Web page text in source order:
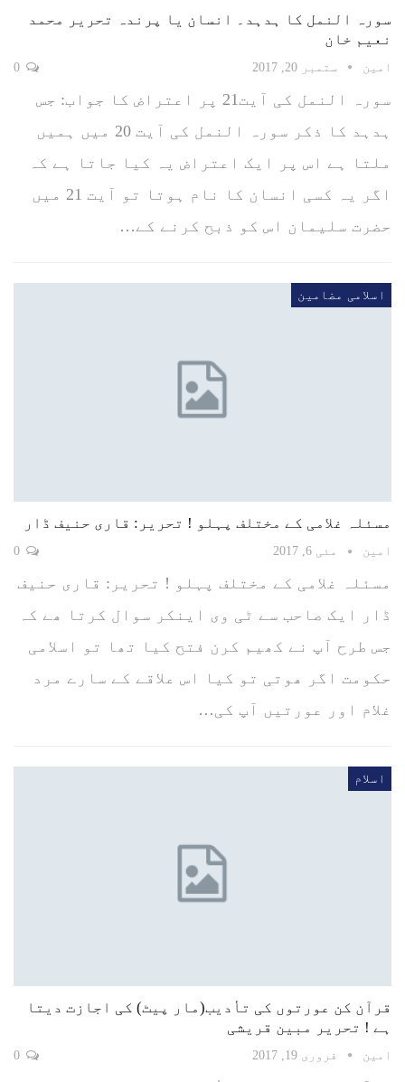
سورہ النمل کا ہدہد۔ انسان یا پرندہ تحریر محمد
نعیم خان
امین ستمبر 20, 2017
سورہ النمل کی آیت21 پر اعتراض کا جواب: جس
ہدہد کا ذکر سورہ النمل کی آیت 20 میں ہمیں
ملتا ہے اس پر ایک اعتراض یہ کیا جاتا ہے کہ
اگر یہ کسی انسان کا نام ہوتا تو آیت 21 میں
حضرت سلیمان اس کو ذبح کرنے کے…
اسلامی مضامین
مسئلہ غلامی کے مختلف پہلو ! تحریر: قاری حنیف ڈار
امین مئی 6, 2017
مسئلہ غلامی کے مختلف پہلو ! تحریر: قاری حنیف
ڈار ایک صاحب سے ٹی وی اینکر سوال کرتا ھے کہ
جس طرح آپ نے کھیم کرن فتح کیا تھا تو اسلامی
حکومت اگر ھوتی تو کیا اس علاقے کے سارے مرد
غلام اور عورتیں آپ کی…
اسلام
قرآن کن عورتوں کی تأدیب(مار پیٹ) کی اجازت دیتا
ہے ! تحریر مبین قریشی
امین فروری 19, 2017